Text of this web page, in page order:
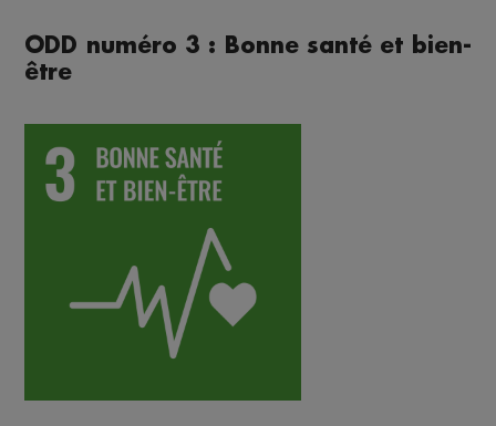
ODD numéro 3 : Bonne santé et bien-
être